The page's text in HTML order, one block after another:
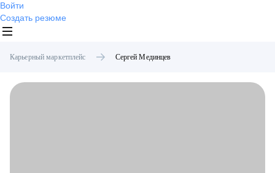
Войти
Создать резюме
Карьерный маркетплейс Сергей Мединцев